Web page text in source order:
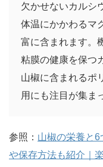
欠かせないカルシ
体温にかかわるマ
富に含まれます。
粘膜の健康を保つ
山椒に含まれるポ
用にも注目が集ま
参照： 山椒の栄養と
や保存方法も紹介｜